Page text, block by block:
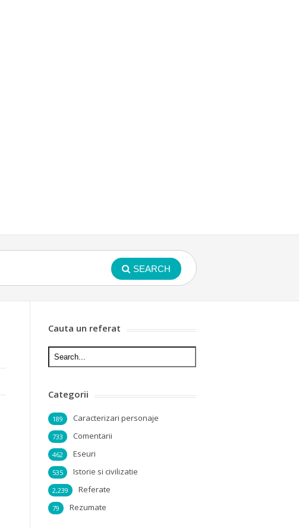
SEARCH
Cauta un referat
Categorii
Caracterizari personaje
189
Comentarii
733
Eseuri
462
Istorie si civilizatie
535
Referate
2,239
Rezumate
79